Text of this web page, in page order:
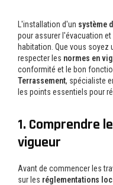
L'installation d'un système
pour assurer l'évacuation
habitation. Que vous soyez
respecter les normes en
conformité et le bon
Terrassement, spécialiste
les points essentiels pour
1. Comprendre
vigueur
Avant de commencer les
sur les réglementations